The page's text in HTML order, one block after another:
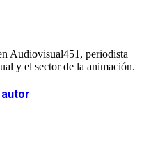
Audiovisual451, periodista
y el sector de la animación.